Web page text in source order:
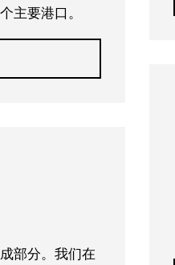
主要港口。
部分。我们在